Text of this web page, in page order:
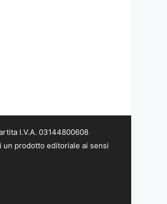
I.V.A. 03144800608
un prodotto editoriale ai sensi